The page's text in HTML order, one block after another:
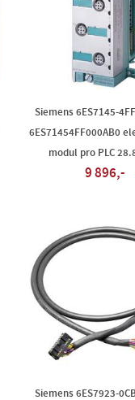
Siemens 6ES7145-
6ES71454FF000AB0
modul pro PLC
9 896,-
Siemens 6ES7923-